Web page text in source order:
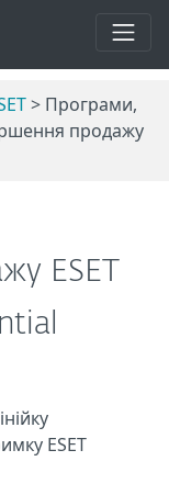
> Програми,
продажу
ESET
ESET